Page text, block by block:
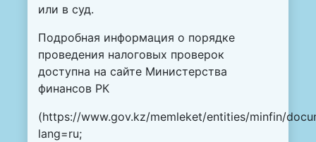
или в суд.
Подробная информация о порядке
проведения налоговых проверок
доступна на сайте Министерства
финансов РК
(https://www.gov.kz/memleket/entities/minfin/
lang=ru;